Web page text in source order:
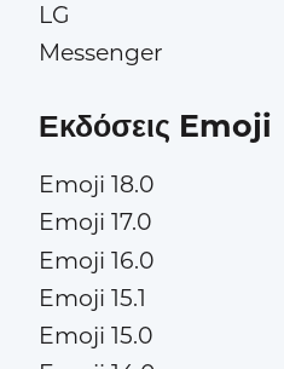
LG
Messenger
Εκδόσεις Emoji
Emoji 18.0
Emoji 17.0
Emoji 16.0
Emoji 15.1
Emoji 15.0